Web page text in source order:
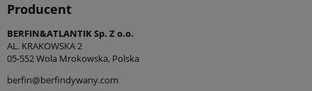
Producent
BERFIN&ATLANTIK Sp. Z o.o.
AL. KRAKOWSKA 2
05-552 Wola Mrokowska, Polska
berfin@berfindywany.com